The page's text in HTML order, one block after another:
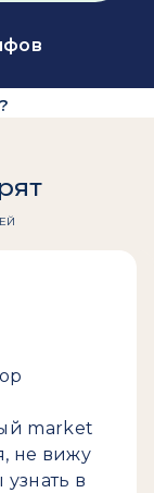
market
не вижу
узнать в